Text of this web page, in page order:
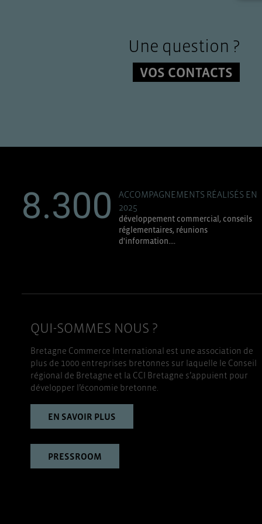
Une question ?
VOS CONTACTS
8.300
ACCOMPAGNEMENTS RÉALISÉS EN
2025
développement commercial, conseils
réglementaires, réunions
d'information....
QUI-SOMMES NOUS ?
Bretagne Commerce International est une association de
plus de 1000 entreprises bretonnes sur laquelle le Conseil
régional de Bretagne et la CCI Bretagne s’appuient pour
développer l’économie bretonne.
EN SAVOIR PLUS
PRESSROOM